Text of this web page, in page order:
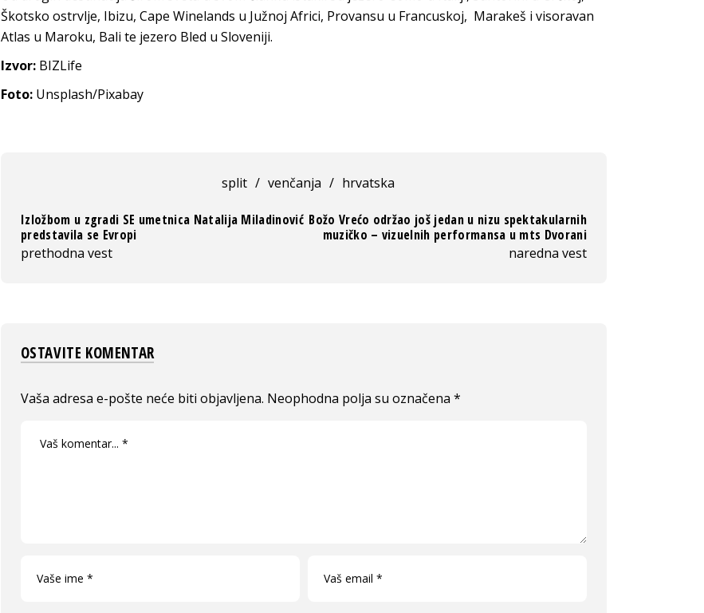
Škotsko ostrvlje, Ibizu, Cape Winelands u Južnoj Africi, Provansu u Francuskoj, Marakeš i visoravan
Atlas u Maroku, Bali te jezero Bled u Sloveniji.
Izvor: BIZLife
Foto: Unsplash/Pixabay
split / venčanja / hrvatska
Izložbom u zgradi SE umetnica Natalija Miladinović
predstavila se Evropi
prethodna vest
Božo Vrećo održao još jedan u nizu spektakularnih
muzičko – vizuelnih performansa u mts Dvorani
naredna vest
OSTAVITE KOMENTAR
Vaša adresa e-pošte neće biti objavljena. Neophodna polja su označena *